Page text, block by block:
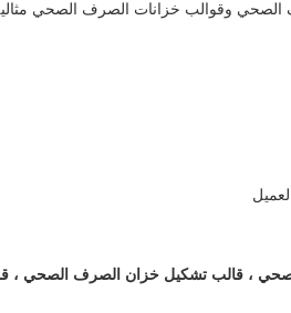
الصحي وقوالب خزانات الصرف الصحي
، قالب تشكيل خزان الصرف الصحي ،